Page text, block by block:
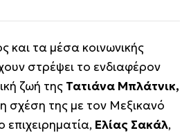
και τα μέσα κοινωνικής
στρέψει το ενδιαφέρον
ζωή της Τατιάνα Μπλάτνικ,
σχέση της με τον Μεξικανό
επιχειρηματία, Ελίας Σακάλ,